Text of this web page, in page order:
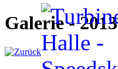
Galerie - 2013